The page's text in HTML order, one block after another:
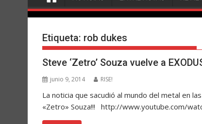
Etiqueta: rob dukes
Steve ‘Zetro’ Souza vuelve a
junio 9, 2014 RISE!
La noticia que sacudió al mundo del metal en
«Zetro» Souza!!! http://www.youtube.com/